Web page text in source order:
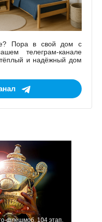
Пора в свой дом с
телеграм-канале
тёплый и надёжный дом
флешмоб. 104 этап.